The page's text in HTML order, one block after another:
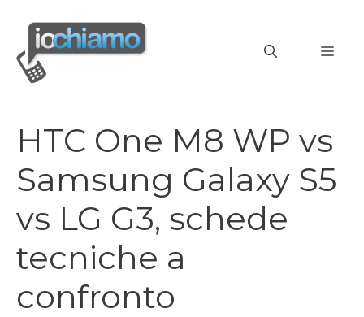
contenuto
HTC One M8 WP vs
Samsung Galaxy S5
vs LG G3, schede
tecniche a
confronto